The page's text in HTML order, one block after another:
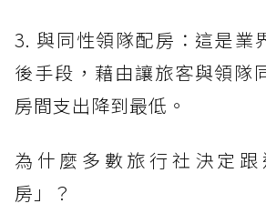
3. 與同性領隊配房：這是業
後手段，藉由讓旅客與領隊
房間支出降到最低。
為什麼多數旅行社決定
房」？